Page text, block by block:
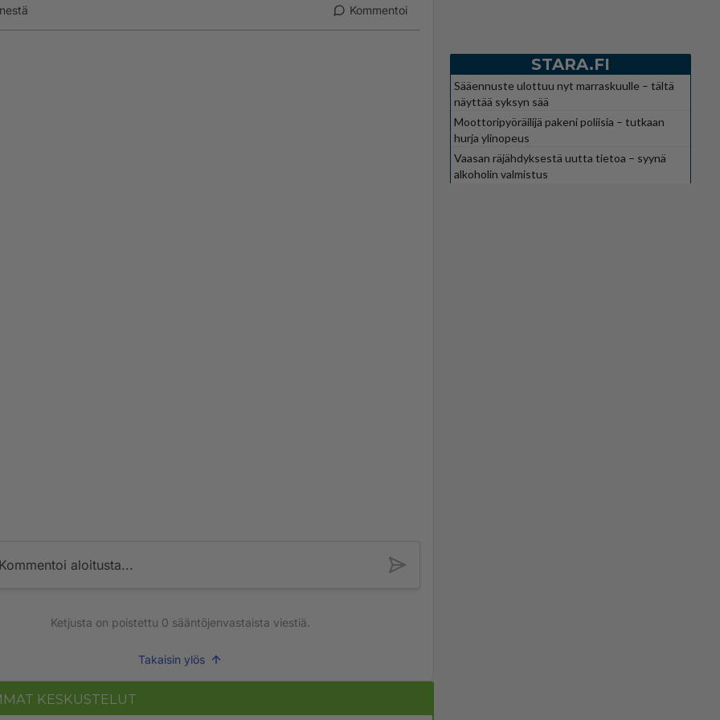
Kommentoi
aloitusta...
Ketjusta on poistettu 0 sääntöjenvastaista viestiä.
Takaisin ylös
KESKUSTELUT
STARA.FI
Sääennuste ulottuu nyt marraskuulle – tältä
näyttää syksyn sää
Moottoripyöräilijä pakeni poliisia – tutkaan
hurja ylinopeus
Vaasan räjähdyksestä uutta tietoa – syynä
alkoholin valmistus